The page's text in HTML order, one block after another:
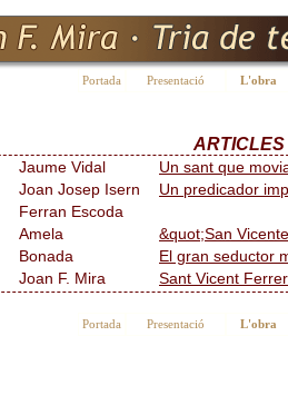
Portada Presentació L'obra
ARTICLES
Jaume Vidal
Un sant que
Joan Josep Isern
Un predicador
Ferran Escoda
Amela
&quot;San
Bonada
El gran seductor
Joan F. Mira Sant Vicent
Portada Presentació L'obra